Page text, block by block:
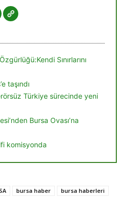
Sınırlarını
taşındı
Türkiye sürecinde yeni
Bursa Ovası’na
komisyonda
bursa haber
bursa haberleri